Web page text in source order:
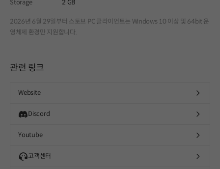
Storage
2 GB
2026년 6월 29일부터 스토브 PC 클라이언트는 Windows 10 이상 및 64bit 운
영체제 환경만 지원합니다.
관련 링크
Website
Discord
Youtube
고객센터